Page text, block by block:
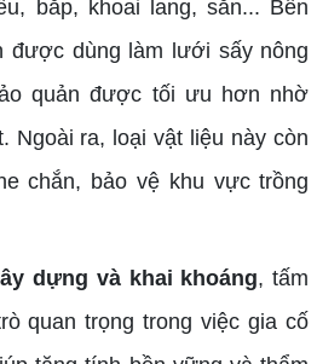
bắp, khoai lang, sắn... Bên
được dùng làm lưới sấy nông
quản được tối ưu hơn nhờ
Ngoài ra, loại vật liệu này còn
chắn, bảo vệ khu vực trồng
dựng và khai khoáng, tấm
quan trọng trong việc gia cố